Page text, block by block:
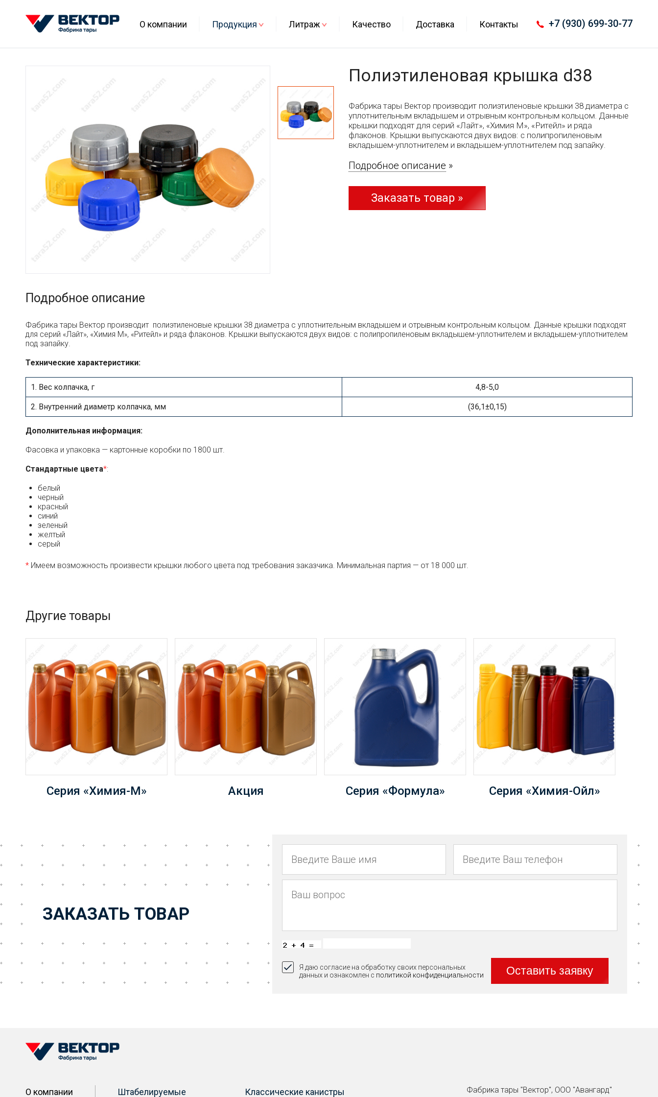
+7 (930) 699-30-77
О компании Продукция Литраж Качество Доставка Контакты
Полиэтиленовая крышка d38
Фабрика тары Вектор производит полиэтиленовые крышки 38 диаметра с
уплотнительным вкладышем и отрывным контрольным кольцом. Данные
крышки подходят для серий «Лайт», «Химия М», «Ритейл» и ряда
флаконов. Крышки выпускаются двух видов: с полипропиленовым
вкладышем-уплотнителем и вкладышем-уплотнителем под запайку.
Подробное описание »
Заказать товар »
Подробное описание
Фабрика тары Вектор производит полиэтиленовые крышки 38 диаметра с уплотнительным вкладышем и отрывным контрольным кольцом. Данные крышки подходят
для серий «Лайт», «Химия М», «Ритейл» и ряда флаконов. Крышки выпускаются двух видов: с полипропиленовым вкладышем-уплотнителем и вкладышем-уплотнителем
под запайку.
Технические характеристики:
1. Вес колпачка, г 4,8-5,0
2. Внутренний диаметр колпачка, мм (36,1±0,15)
Дополнительная информация:
Фасовка и упаковка — картонные коробки по 1800 шт.
Стандартные цвета*:
белый
черный
красный
синий
зеленый
желтый
серый
* Имеем возможность произвести крышки любого цвета под требования заказчика. Минимальная партия — от 18 000 шт.
Другие товары
Серия «Химия-М» Акция Серия «Формула» Серия «Химия-Ойл»
ЗАКАЗАТЬ ТОВАР
Я даю согласие на обработку своих персональных
данных и ознакомлен с политикой конфиденциальности Оставить заявку
О компании Штабелируемые Классические канистры Фабрика тары "Вектор", ООО "Авангард"